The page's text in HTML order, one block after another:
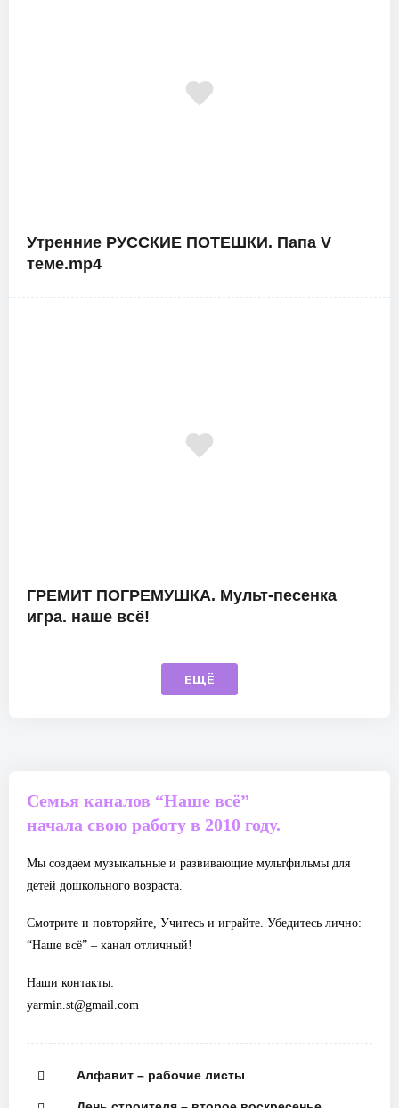
Утренние РУССКИЕ ПОТЕШКИ. Папа V
теме.mp4
ГРЕМИТ ПОГРЕМУШКА. Мульт-песенка
игра. наше всё!
ЕЩЁ
Семья каналов “Наше всё”
начала свою работу в 2010 году.
Мы создаем музыкальные и развивающие мультфильмы для
детей дошкольного возраста.
Смотрите и повторяйте, Учитесь и играйте. Убедитесь лично:
“Наше всё” – канал отличный!
Наши контакты:
yarmin.st@gmail.com
Алфавит – рабочие листы